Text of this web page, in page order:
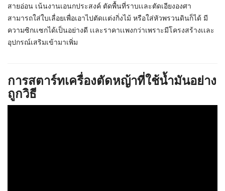
สายอ่อน เน้นงานเอนกประสงค์ ตัดพื้นที่ราบเเละตัดเอียงองศา
สามารถใส่ใบเลื่อยเพื่อเอาไปตัดเเต่งกิ่งไม้ หรือใส่หัวพรวนดินก็ได้ มี
ความซิกเเซกได้เป็นอย่างดี เเละราคาเเพงกว่าเพราะมีโครงสร้างเเละ
อุปกรณ์เสริมเข้ามาเพิ่ม
การสตาร์ทเครื่องตัดหญ้าที่ใช้น้ำมันอย่าง
ถูกวิธี